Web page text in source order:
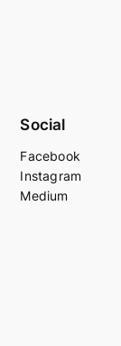
Social
Facebook
Instagram
Medium